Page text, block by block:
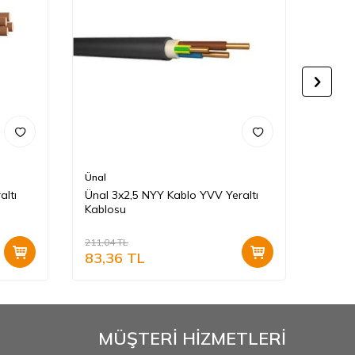
Ünal
Ünal 3x2,5 NYY Kablo YVV Yeraltı
Kablosu
211,04TL
83,36 TL
MÜŞTERİ HİZMETLERİ